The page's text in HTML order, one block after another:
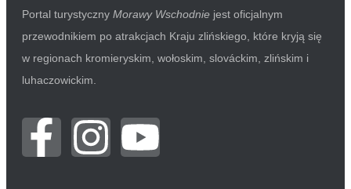
Portal turystyczny Morawy Wschodnie jest oficjalnym
przewodnikiem po atrakcjach Kraju zlińskiego, które kryją się
w regionach kromieryskim, wołoskim, slováckim, zlińskim i
luhaczowickim.